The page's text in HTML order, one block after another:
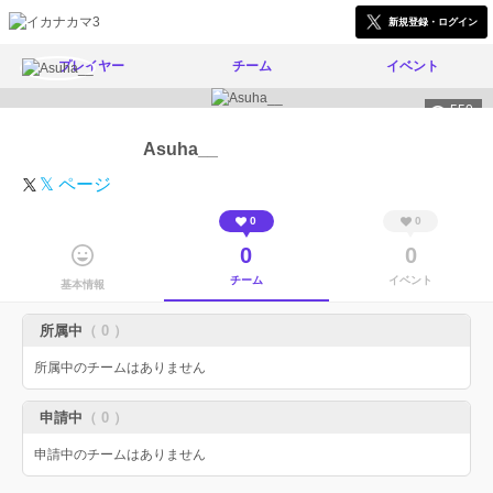
新規登録・ログイン
プレイヤー チーム イベント
550
Asuha__
𝕏 ページ
基本情報
0
0
チーム
0
0
イベント
所属中 （ 0 ）
所属中のチームはありません
申請中 （ 0 ）
申請中のチームはありません